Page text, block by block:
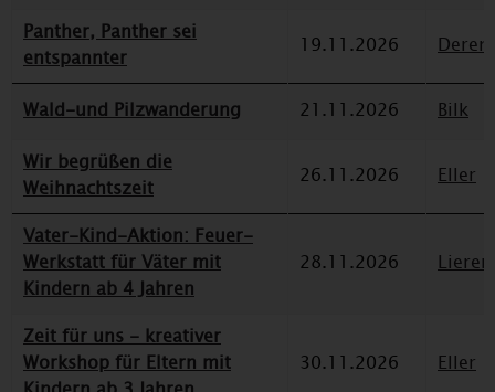
Panther, Panther sei
entspannter
19.11.2026
Wald-und Pilzwanderung 21.11.2026
Bilk
Wir begrüßen die
Weihnachtszeit
26.11.2026 Eller
Vater-Kind-Aktion: Feuer-
Werkstatt für Väter mit
Kindern ab 4 Jahren
28.11.2026
Zeit für uns - kreativer
Workshop für Eltern mit
30.11.2026 Eller